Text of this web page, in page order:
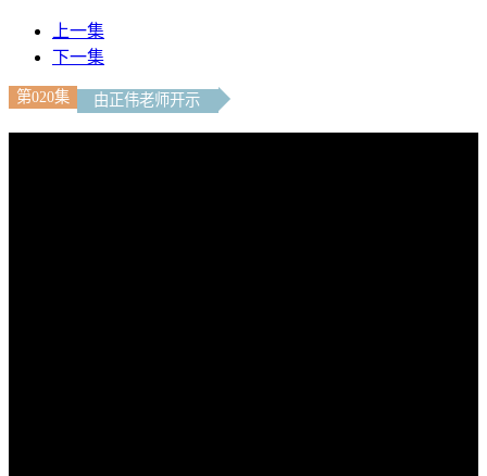
上一集
下一集
第020集 由正伟老师开示